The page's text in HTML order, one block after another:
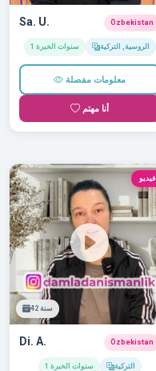
Sa. U. Özbekistan
1 سنوات الخبرة الروسية, التركية
معلومات مفصلة
أنا مهتم
فيديو
42 سنة
Di. A. Özbekistan
1 سنوات الخبرة التركية